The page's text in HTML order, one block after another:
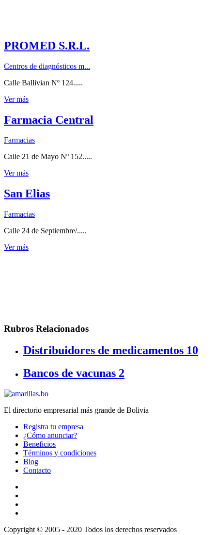
PROMED S.R.L.
Centros de diagnósticos m...
Calle Ballivian Nº 124.....
Ver más
Farmacia Central
Farmacias
Calle 21 de Mayo Nº 152.....
Ver más
San Elias
Farmacias
Calle 24 de Septiembre/.....
Ver más
Rubros Relacionados
Distribuidores de medicamentos 10
Bancos de vacunas 2
El directorio empresarial más grande de Bolivia
Registra tu empresa
¿Cómo anunciar?
Beneficios
Términos y condiciones
Blog
Contacto
Copyright © 2005 - 2020 Todos los derechos reservados